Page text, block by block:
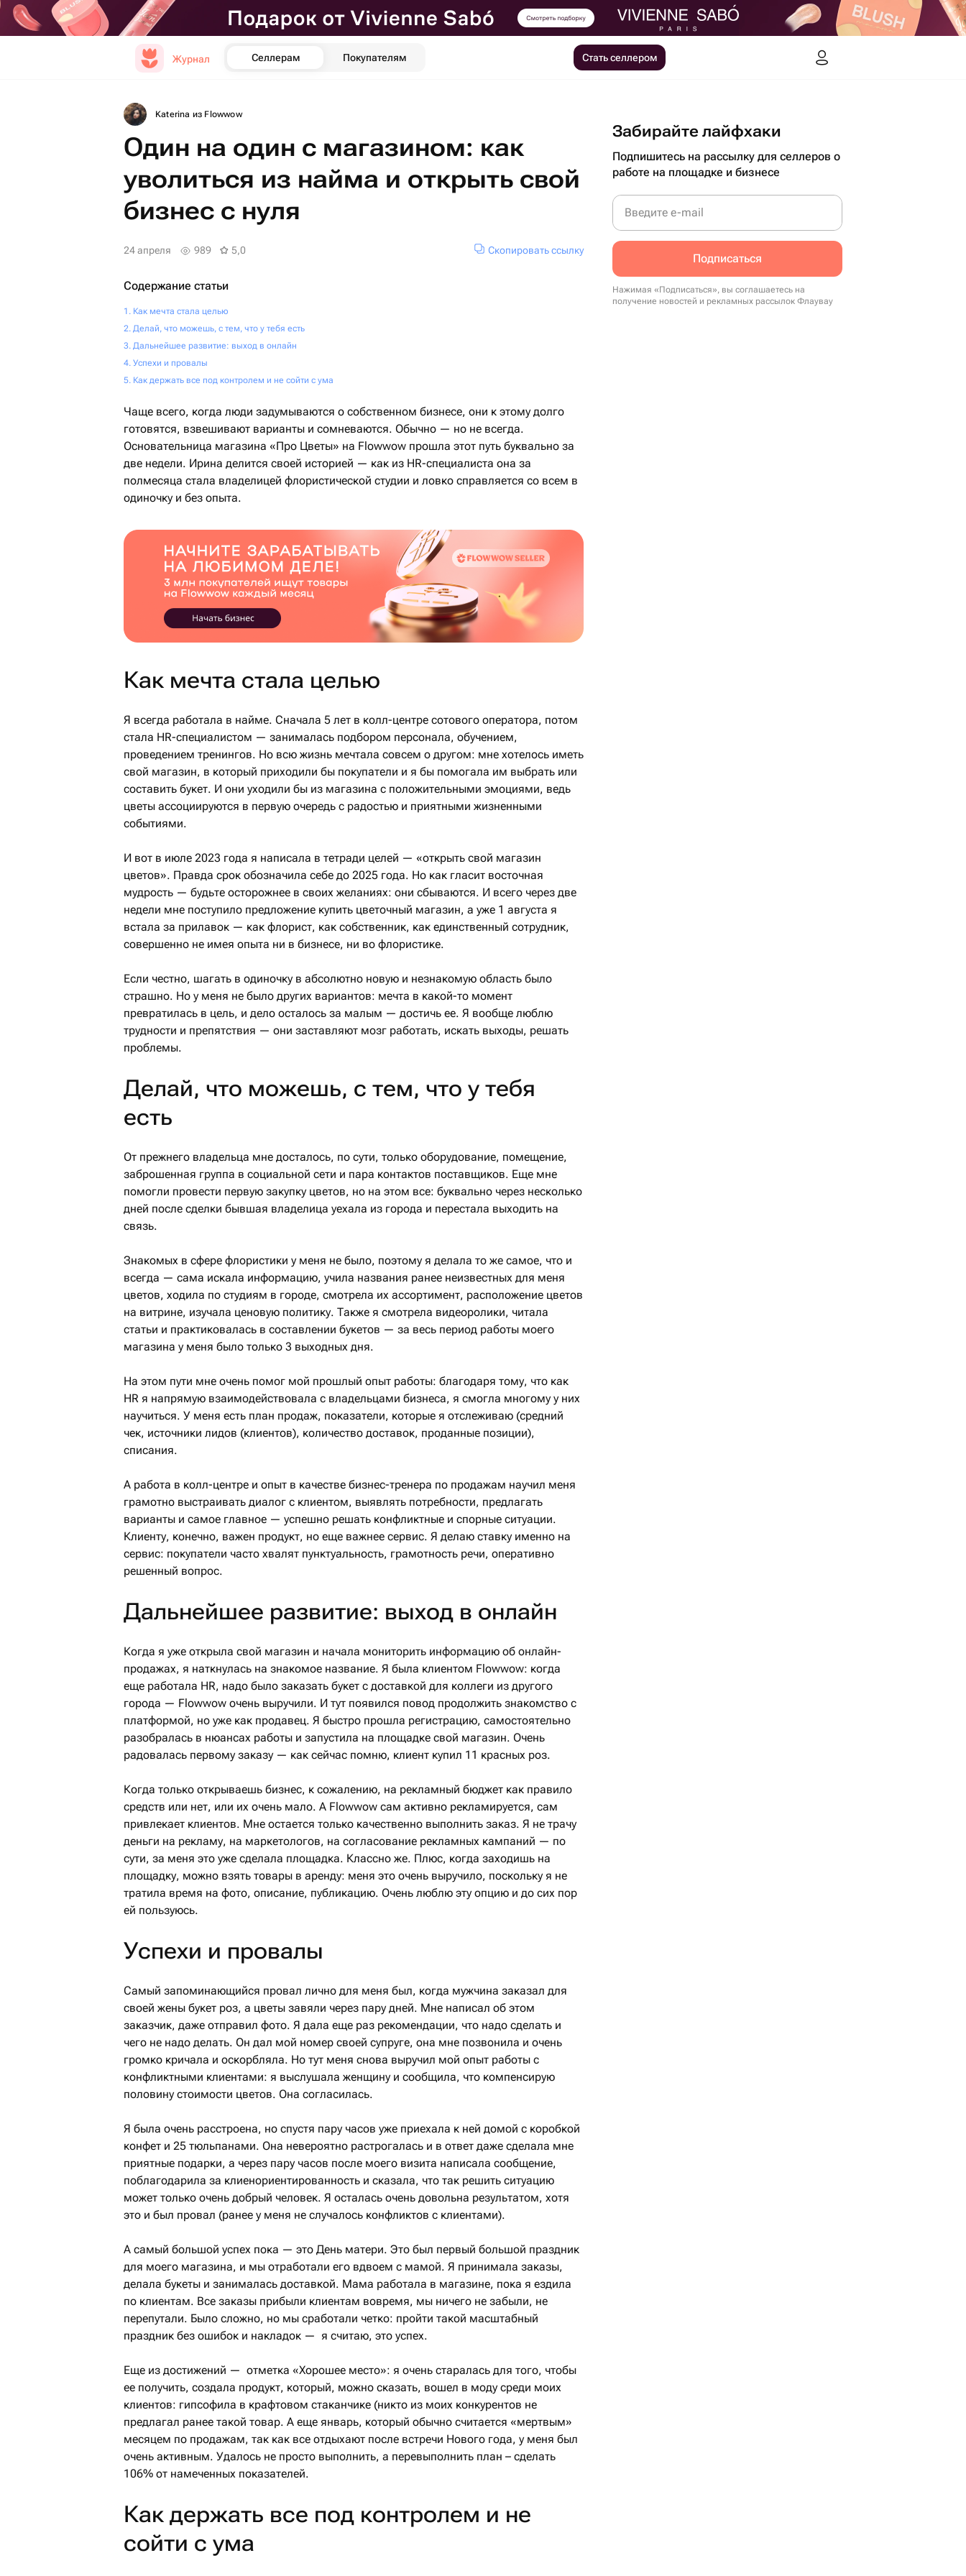
Журнал Селлерам Покупателям Стать селлером
Katerina из Flowwow
Один на один с магазином: как
уволиться из найма и открыть свой
бизнес с нуля
24 апреля 989 5,0 Скопировать ссылку
Содержание статьи
Как мечта стала целью
Делай, что можешь, с тем, что у тебя есть
Дальнейшее развитие: выход в онлайн
Успехи и провалы
Как держать все под контролем и не сойти с ума
Чаще всего, когда люди задумываются о собственном бизнесе, они к этому долго
готовятся, взвешивают варианты и сомневаются. Обычно — но не всегда.
Основательница магазина «Про Цветы» на Flowwow прошла этот путь буквально за
две недели. Ирина делится своей историей — как из HR-специалиста она за
полмесяца стала владелицей флористической студии и ловко справляется со всем в
одиночку и без опыта.
Как мечта стала целью
Я всегда работала в найме. Сначала 5 лет в колл-центре сотового оператора, потом
стала HR-специалистом — занималась подбором персонала, обучением,
проведением тренингов. Но всю жизнь мечтала совсем о другом: мне хотелось иметь
свой магазин, в который приходили бы покупатели и я бы помогала им выбрать или
составить букет. И они уходили бы из магазина с положительными эмоциями, ведь
цветы ассоциируются в первую очередь с радостью и приятными жизненными
событиями.
И вот в июле 2023 года я написала в тетради целей — «открыть свой магазин
цветов». Правда срок обозначила себе до 2025 года. Но как гласит восточная
мудрость — будьте осторожнее в своих желаниях: они сбываются. И всего через две
недели мне поступило предложение купить цветочный магазин, а уже 1 августа я
встала за прилавок — как флорист, как собственник, как единственный сотрудник,
совершенно не имея опыта ни в бизнесе, ни во флористике.
Если честно, шагать в одиночку в абсолютно новую и незнакомую область было
страшно. Но у меня не было других вариантов: мечта в какой-то момент
превратилась в цель, и дело осталось за малым — достичь ее. Я вообще люблю
трудности и препятствия — они заставляют мозг работать, искать выходы, решать
проблемы.
Делай, что можешь, с тем, что у тебя
есть
От прежнего владельца мне досталось, по сути, только оборудование, помещение,
заброшенная группа в социальной сети и пара контактов поставщиков. Еще мне
помогли провести первую закупку цветов, но на этом все: буквально через несколько
дней после сделки бывшая владелица уехала из города и перестала выходить на
связь.
Знакомых в сфере флористики у меня не было, поэтому я делала то же самое, что и
всегда — сама искала информацию, учила названия ранее неизвестных для меня
цветов, ходила по студиям в городе, смотрела их ассортимент, расположение цветов
на витрине, изучала ценовую политику. Также я смотрела видеоролики, читала
статьи и практиковалась в составлении букетов — за весь период работы моего
магазина у меня было только 3 выходных дня.
На этом пути мне очень помог мой прошлый опыт работы: благодаря тому, что как
HR я напрямую взаимодействовала с владельцами бизнеса, я смогла многому у них
научиться. У меня есть план продаж, показатели, которые я отслеживаю (средний
чек, источники лидов (клиентов), количество доставок, проданные позиции),
списания.
А работа в колл-центре и опыт в качестве бизнес-тренера по продажам научил меня
грамотно выстраивать диалог с клиентом, выявлять потребности, предлагать
варианты и самое главное — успешно решать конфликтные и спорные ситуации.
Клиенту, конечно, важен продукт, но еще важнее сервис. Я делаю ставку именно на
сервис: покупатели часто хвалят пунктуальность, грамотность речи, оперативно
решенный вопрос.
Дальнейшее развитие: выход в онлайн
Когда я уже открыла свой магазин и начала мониторить информацию об онлайн-
продажах, я наткнулась на знакомое название. Я была клиентом Flowwow: когда
еще работала HR, надо было заказать букет с доставкой для коллеги из другого
города — Flowwow очень выручили. И тут появился повод продолжить знакомство с
платформой, но уже как продавец. Я быстро прошла регистрацию, самостоятельно
разобралась в нюансах работы и запустила на площадке свой магазин. Очень
радовалась первому заказу — как сейчас помню, клиент купил 11 красных роз.
Когда только открываешь бизнес, к сожалению, на рекламный бюджет как правило
средств или нет, или их очень мало. А Flowwow сам активно рекламируется, сам
привлекает клиентов. Мне остается только качественно выполнить заказ. Я не трачу
деньги на рекламу, на маркетологов, на согласование рекламных кампаний — по
сути, за меня это уже сделала площадка. Классно же. Плюс, когда заходишь на
площадку, можно взять товары в аренду: меня это очень выручило, поскольку я не
тратила время на фото, описание, публикацию. Очень люблю эту опцию и до сих пор
ей пользуюсь.
Успехи и провалы
Самый запоминающийся провал лично для меня был, когда мужчина заказал для
своей жены букет роз, а цветы завяли через пару дней. Мне написал об этом
заказчик, даже отправил фото. Я дала еще раз рекомендации, что надо сделать и
чего не надо делать. Он дал мой номер своей супруге, она мне позвонила и очень
громко кричала и оскорбляла. Но тут меня снова выручил мой опыт работы с
конфликтными клиентами: я выслушала женщину и сообщила, что компенсирую
половину стоимости цветов. Она согласилась.
Я была очень расстроена, но спустя пару часов уже приехала к ней домой с коробкой
конфет и 25 тюльпанами. Она невероятно растрогалась и в ответ даже сделала мне
приятные подарки, а через пару часов после моего визита написала сообщение,
поблагодарила за клиенориентированность и сказала, что так решить ситуацию
может только очень добрый человек. Я осталась очень довольна результатом, хотя
это и был провал (ранее у меня не случалось конфликтов с клиентами).
А самый большой успех пока — это День матери. Это был первый большой праздник
для моего магазина, и мы отработали его вдвоем с мамой. Я принимала заказы,
делала букеты и занималась доставкой. Мама работала в магазине, пока я ездила
по клиентам. Все заказы прибыли клиентам вовремя, мы ничего не забыли, не
перепутали. Было сложно, но мы сработали четко: пройти такой масштабный
праздник без ошибок и накладок — я считаю, это успех.
Еще из достижений — отметка «Хорошее место»: я очень старалась для того, чтобы
ее получить, создала продукт, который, можно сказать, вошел в моду среди моих
клиентов: гипсофила в крафтовом стаканчике (никто из моих конкурентов не
предлагал ранее такой товар. А еще январь, который обычно считается «мертвым»
месяцем по продажам, так как все отдыхают после встречи Нового года, у меня был
очень активным. Удалось не просто выполнить, а перевыполнить план – сделать
106% от намеченных показателей.
Как держать все под контролем и не
сойти с ума
Забирайте лайфхаки
Подпишитесь на рассылку для селлеров о
работе на площадке и бизнесе
Введите e-mail
Подписаться
Нажимая «Подписаться», вы соглашаетесь на
получение новостей и рекламных рассылок Флаувау